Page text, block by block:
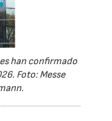
han confirmado
Foto: Messe